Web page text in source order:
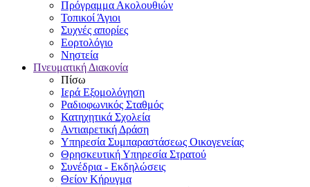
Πρόγραμμα Ακολουθιών
Τοπικοί Άγιοι
Συχνές απορίες
Εορτολόγιο
Νηστεία
Πνευματική Διακονία
Πίσω
Ιερά Εξομολόγηση
Ραδιοφωνικός Σταθμός
Κατηχητικά Σχολεία
Αντιαιρετική Δράση
Υπηρεσία Συμπαραστάσεως Οικογενείας
Θρησκευτική Υπηρεσία Στρατού
Συνέδρια - Εκδηλώσεις
Θείον Κήρυγμα